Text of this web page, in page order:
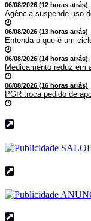
06/08/2026 (12 horas atrás)
Agência suspende uso
06/08/2026 (13 horas atrás)
Entenda o que é um
06/08/2026 (14 horas atrás)
Medicamento reduz em
06/08/2026 (16 horas atrás)
PGR troca pedido de